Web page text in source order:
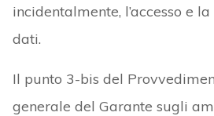
incidentalmente, l’accesso e
dati.
Il punto 3-bis del
generale del Garante sugli